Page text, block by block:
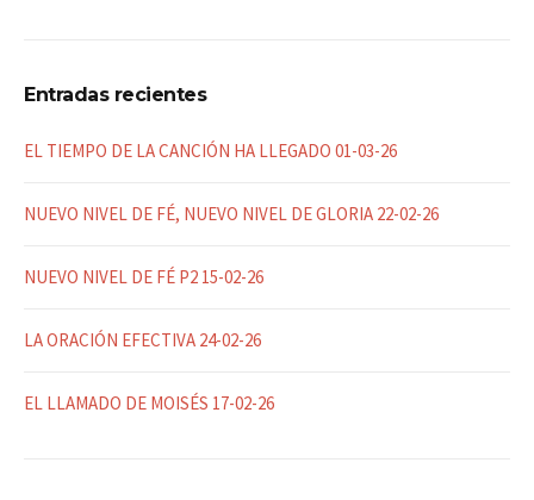
Entradas recientes
EL TIEMPO DE LA CANCIÓN HA LLEGADO 01-03-26
NUEVO NIVEL DE FÉ, NUEVO NIVEL DE GLORIA 22-02-26
NUEVO NIVEL DE FÉ P2 15-02-26
LA ORACIÓN EFECTIVA 24-02-26
EL LLAMADO DE MOISÉS 17-02-26